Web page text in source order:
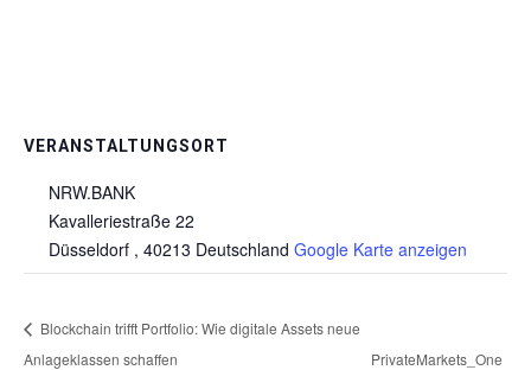
VERANSTALTUNGSORT
NRW.BANK
Kavalleriestraße 22
Düsseldorf , 40213 Deutschland Google Karte anzeigen
Blockchain trifft Portfolio: Wie digitale Assets neue
Anlageklassen schaffen
PrivateMarkets_One